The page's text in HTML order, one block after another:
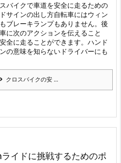
バイクで車道を安全に走るための
サインの出し方自転車にはウィン
ブレーキランプもありません。 後
に次のアクションを伝えること
全に走ることができます。 ハンド
の意味を知らないドライバーにも
クロスバイクの安 ...
イドに挑戦するためのポ